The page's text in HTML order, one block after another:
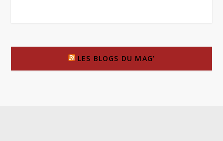
LES BLOGS DU MAG’